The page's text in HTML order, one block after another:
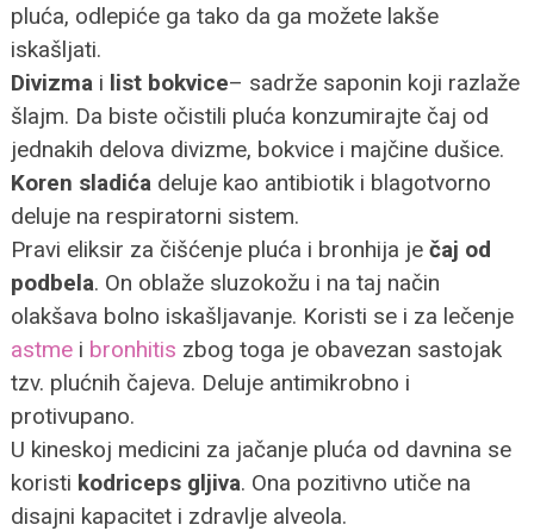
pluća, odlepiće ga tako da ga možete lakše
iskašljati.
Divizmai list bokvice– sadrže saponin koji razlaže
šlajm. Da biste očistili pluća konzumirajte čaj od
jednakih delova divizme, bokvice i majčine dušice.
Koren sladićadeluje kao antibiotik i blagotvorno
deluje na respiratorni sistem.
Pravi eliksir za čišćenje pluća i bronhija je čaj od
podbela. On oblaže sluzokožu i na taj način
olakšava bolno iskašljavanje. Koristi se i za lečenje
astmei bronhitis zbog toga je obavezan sastojak
tzv. plućnih čajeva. Deluje antimikrobno i
protivupano.
U kineskoj medicini za jačanje pluća od davnina se
koristi kodriceps gljiva. Ona pozitivno utiče na
disajni kapacitet i zdravlje alveola.